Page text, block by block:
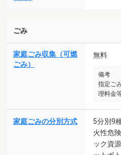
ごみ
家庭ごみ収集（可燃
ごみ）
無料
備考
指定ご
理料金
家庭ごみの分別方式
5分別9
火性危
ック資